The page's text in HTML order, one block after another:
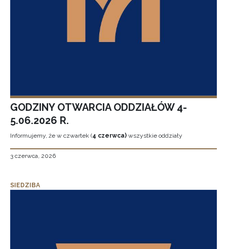
GODZINY OTWARCIA ODDZIAŁÓW 4-
5.06.2026 R.
Informujemy, że w czwartek (4 czerwca) wszystkie oddziały
3 czerwca, 2026
SIEDZIBA